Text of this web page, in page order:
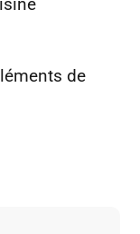
de